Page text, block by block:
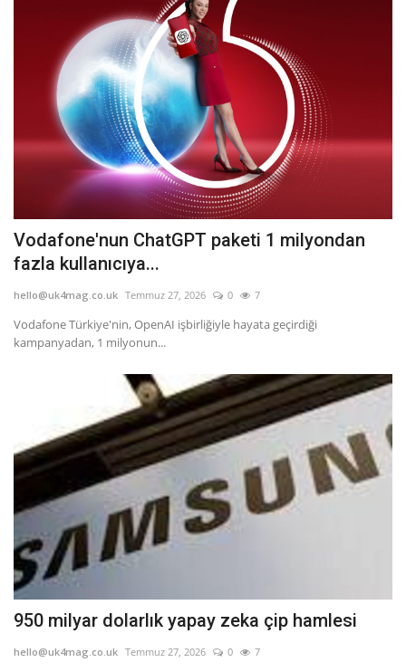
Vodafone'nun ChatGPT paketi 1 milyondan
fazla kullanıcıya...
hello@uk4mag.co.uk Temmuz 27, 2026 0 7
Vodafone Türkiye'nin, OpenAI işbirliğiyle hayata geçirdiği
kampanyadan, 1 milyonun...
950 milyar dolarlık yapay zeka çip hamlesi
hello@uk4mag.co.uk Temmuz 27, 2026 0 7